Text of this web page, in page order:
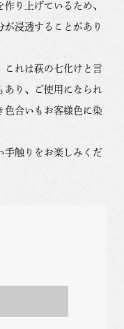
り上げているため、
浸透することがあり
これは萩の七化けと言
あり、ご使用になられ
色合いもお客様色に染
触りをお楽しみくだ